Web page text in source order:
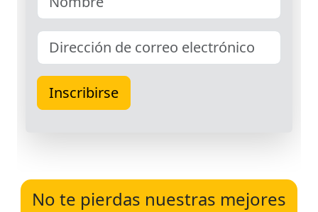
No te pierdas nuestras mejores